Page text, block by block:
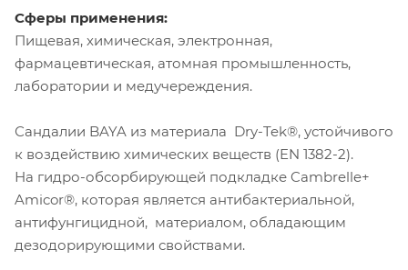
Сферы применения:
Пищевая, химическая, электронная,
фармацевтическая, атомная промышленность,
лаборатории и медучереждения.
Сандалии BAYA из материала Dry-Tek®, устойчивого
к воздействию химических веществ (EN 1382-2).
На гидро-обсорбирующей подкладке Cambrelle+
Amicor®, которая является антибактериальной,
антифунгицидной, материалом, обладающим
дезодорирующими свойствами.